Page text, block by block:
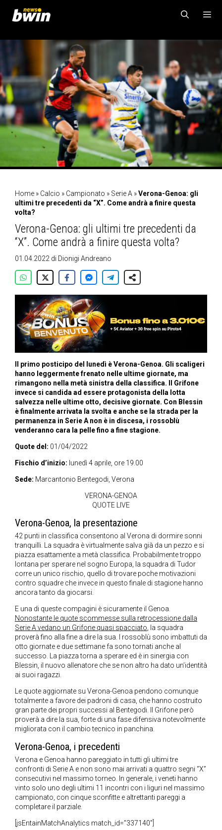
contenuto
MENU
Home » Calcio » Campionato » Serie A »Verona-Genoa: gli
ultimi tre precedenti da “X”. Come andrà a finire questa
volta?
Verona-Genoa: gli ultimi tre precedenti da
“X”. Come andrà a finire questa volta?
01.04.2022 di Dionigi Andreano
Il primo posticipo del lunedì è Verona-Genoa. Gli scaligeri
hanno leggermente frenato nelle ultime giornate, ma
rimangono nella metà sinistra della classifica. Il Grifone
invece si candida ad essere protagonista della lotta
salvezza nelle ultime otto, decisive giornate. Con Blessin
è finalmente arrivata la svolta e anche se la strada per la
permanenza in Serie A non è in discesa, i rossoblù
venderanno cara la pelle fino a fine stagione.
Quote del: 01/04/2022
Fischio d’inizio: lunedì 4 aprile, ore 19.00
Sede: Marcantonio Bentegodi, Verona
VERONA-GENOA
QUOTE LIVE
Verona-Genoa, la presentazione
42 punti in classifica consentono al Verona di dormire sonni
tranquilli. La squadra è virtualmente salva già da un pezzo e si
piazza esattamente a metà classifica. Probabilmente troppo
lontana per sperare nel sogno Europa, la squadra di Tudor
corre un unico rischio, quello di trovare poche motivazioni
contro squadre che invece in questo finale di stagione hanno
ancora tanto da giocarsi.
E una di queste compagini è sicuramente il Genoa.
Nonostante le quote scommesse sulla retrocessione dalla
Serie A vedano un Grifone quasi spacciato, la squadra
proverà fino alla fine a dire la sua. I rossoblù sono imbattuti da
otto giornate e due settimane fa sono tornati anche al
successo. La piazza torna a sperare ed è in sinergia con
Blessin, il nuovo allenatore che se non altro ha dato un’identità
ai suoi ragazzi.
Le quote aggiornate su Verona-Genoa pendono comunque
totalmente a favore dei padroni di casa, che hanno costruito
gran parte dei propri successi al Bentegodi. Il Grifone però
proverà a dire la sua, forte di una fase difensiva notevolmente
migliorata con il cambio tecnico in panchina.
Verona-Genoa, i precedenti
Verona e Genoa hanno pareggiato in tutti gli ultimi tre
confronti di Serie A e non sono mai arrivati a quattro segni “X”
consecutivi nel massimo torneo. In generale, i veneti hanno
vinto solo uno degli ultimi 11 incontri con i liguri nel massimo
campionato, con cinque sconfitte e altrettanti pareggi a
completare il parziale.
[jsEntainMatchAnalytics match_id=”337140″]